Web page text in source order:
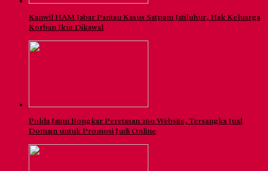
Kanwil HAM Jabar Pantau Kasus Satpam Jatiluhur, Hak Keluarga
Korban Ikut Dikawal
Polda Jatim Bongkar Peretasan 260 Website, Tersangka Jual
Domain untuk Promosi Judi Online